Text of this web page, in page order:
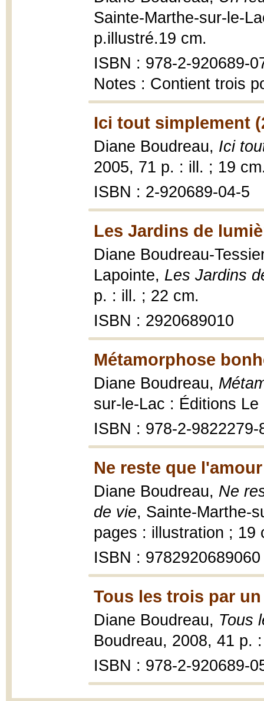
Sainte-Marthe-sur-le-
p.illustré.19 cm.
ISBN : 978-2-920689-
Notes : Contient trois
Ici tout simplement
Diane Boudreau, Ici
2005, 71 p. : ill. ; 19
ISBN : 2-920689-04-5
Les Jardins de
Diane Boudreau-
Lapointe, Les Jardins
p. : ill. ; 22 cm.
ISBN : 2920689010
Métamorphose
Diane Boudreau,
sur-le-Lac : Éditions
ISBN : 978-2-9822279-
Ne reste que
Diane Boudreau, Ne
de vie, Sainte-Marthe-
pages : illustration ; 19
ISBN : 9782920689060
Tous les trois par
Diane Boudreau, Tous
Boudreau, 2008, 41 p.
ISBN : 978-2-920689-